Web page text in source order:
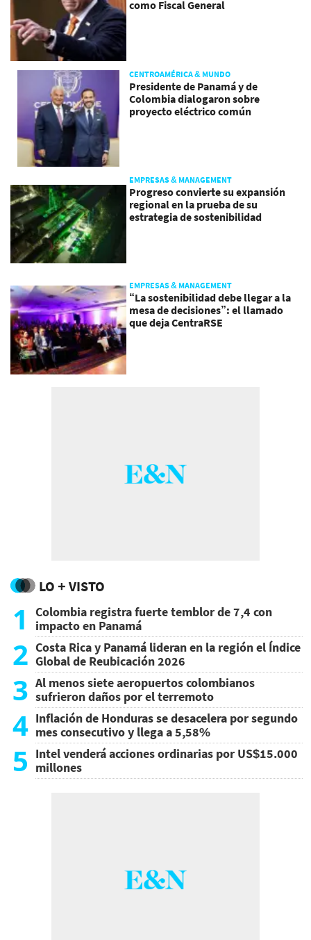
como Fiscal General
CENTROAMÉRICA & MUNDO
Presidente de Panamá y de
Colombia dialogaron sobre
proyecto eléctrico común
EMPRESAS & MANAGEMENT
Progreso convierte su expansión
regional en la prueba de su
estrategia de sostenibilidad
EMPRESAS & MANAGEMENT
“La sostenibilidad debe llegar a la
mesa de decisiones”: el llamado
que deja CentraRSE
LO + VISTO
1
Colombia registra fuerte temblor de 7,4 con
impacto en Panamá
2 Costa Rica y Panamá lideran en la región el Índice
Global de Reubicación 2026
3 Al menos siete aeropuertos colombianos
sufrieron daños por el terremoto
4 Inflación de Honduras se desacelera por segundo
mes consecutivo y llega a 5,58%
5 Intel venderá acciones ordinarias por US$15.000
millones